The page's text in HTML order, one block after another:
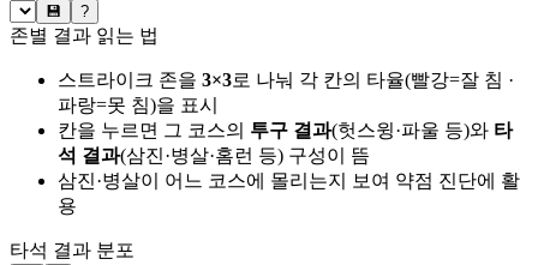
💾 ?
존별 결과 읽는 법
스트라이크 존을 3×3로 나눠 각 칸의 타율(빨강=잘 침 ·
파랑=못 침)을 표시
칸을 누르면 그 코스의 투구 결과(헛스윙·파울 등)와 타
석 결과(삼진·병살·홈런 등) 구성이 뜸
삼진·병살이 어느 코스에 몰리는지 보여 약점 진단에 활
용
타석 결과 분포